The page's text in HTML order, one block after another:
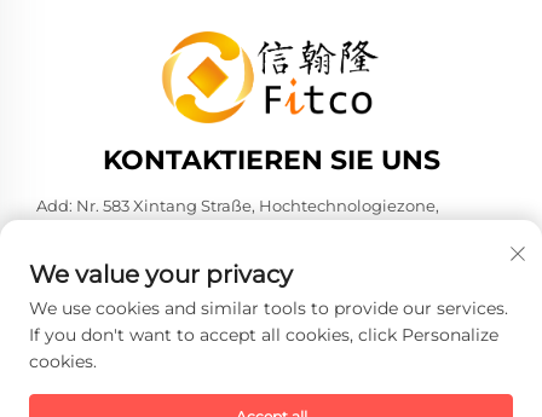
KONTAKTIEREN SIE UNS
Add: Nr. 583 Xintang Straße, Hochtechnologiezone,
Tel.:+86-137 6186 0079
E-Mail: [email protected]
Copyright © 2026 Faith-Han Intelligent Technology Co., Ltd. Alle
Rechte vorbehalten. -Datenschutzrichtlinie
We value your privacy
We use cookies and similar tools to provide our services.
If you don't want to accept all cookies, click Personalize
cookies.